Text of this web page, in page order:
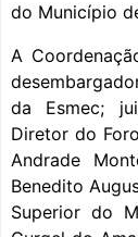
do Município
A
da Esmec;
Diretor do
Andrade
Benedito
Superior do